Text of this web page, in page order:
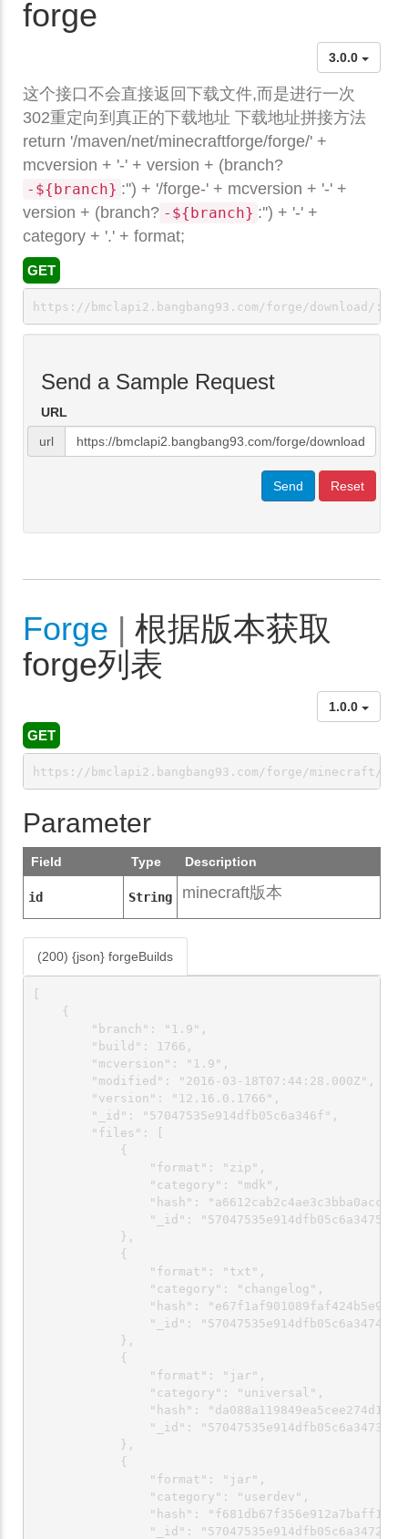
forge
3.0.0
这个接口不会直接返回下载文件,而是进行一次
302重定向到真正的下载地址 下载地址拼接方法
return '/maven/net/minecraftforge/forge/' +
mcversion + '-' + version + (branch?
-${branch} :'') + '/forge-' + mcversion + '-' +
version + (branch? -${branch} :'') + '-' +
category + '.' + format;
GET
https://bmclapi2.bangbang93.com/forge/download/
Send a Sample Request
URL
url
Send Reset
Forge | 根据版本获取
forge列表
1.0.0
GET
https://bmclapi2.bangbang93.com/forge/minecraft/:id
Parameter
Field Type Description
id String minecraft版本
(200) {json} forgeBuilds
    {
        "branch": "1.9",
        "build": 1766,
        "mcversion": "1.9",
        "modified": "2016-03-18T07:44:28.000Z",
        "version": "12.16.0.1766",
        "_id": "57047535e914dfb05c6a346f",
        "files": [
            {
                "format": "zip",
                "category": "mdk",
"hash":
                "_id": "57047535e914dfb05c6a3475"
            },
            {
                "format": "txt",
                "category": "changelog",
"hash":
                "_id": "57047535e914dfb05c6a3474"
            },
            {
                "format": "jar",
                "category": "universal",
"hash":
                "_id": "57047535e914dfb05c6a3473"
            },
            {
                "format": "jar",
                "category": "userdev",
"hash":
                "_id": "57047535e914dfb05c6a3472"